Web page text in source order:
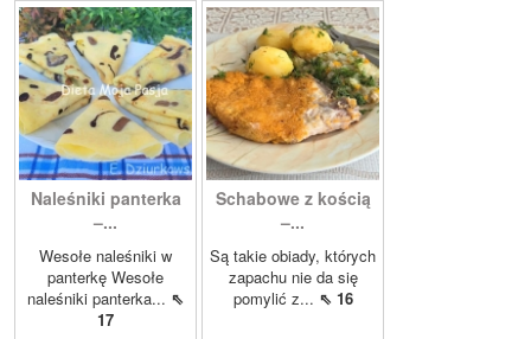
Naleśniki panterka
–...
Wesołe naleśniki w
panterkę Wesołe
naleśniki panterka... ⇖
17
Schabowe z kością
–...
Są takie obiady, których
zapachu nie da się
pomylić z... ⇖ 16